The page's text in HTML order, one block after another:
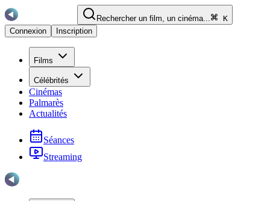
Rechercher un film, un cinéma...
K
Connexion
Inscription
Films
Célébrités
Cinémas
Palmarès
Actualités
Séances
Streaming